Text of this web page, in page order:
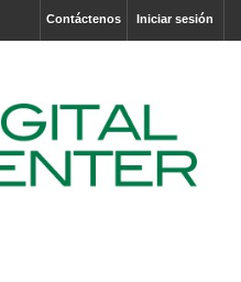
Iniciar sesión
Contáctenos